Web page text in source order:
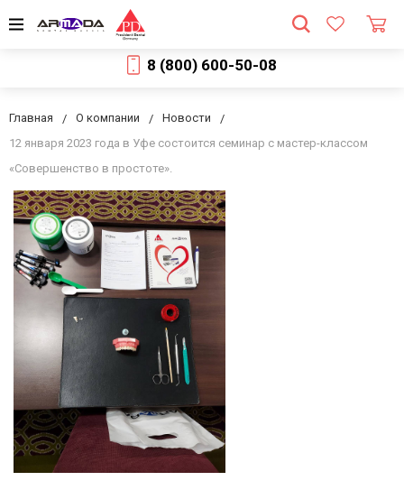
8 (800) 600-50-08
Главная О компании
Новости
12 января 2023 года в Уфе состоится семинар с мастер-классом
«Совершенство в простоте».